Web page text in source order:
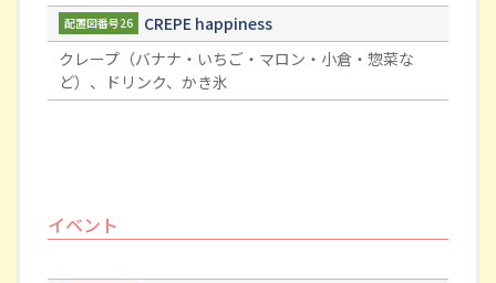
配置図番号26
CREPE happiness
クレープ（バナナ・いちご・マロン・小倉・惣菜な
ど）、ドリンク、かき氷
イベント